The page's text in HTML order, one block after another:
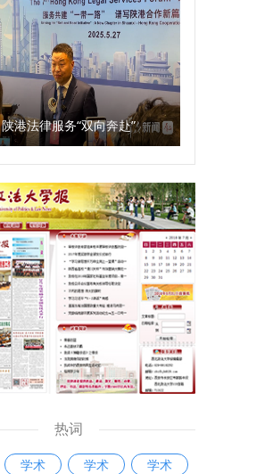
陕港法律服务“双向奔赴”
热词
学术 学术
学术